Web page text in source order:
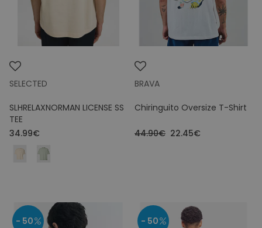
SELECTED
SLHRELAXNORMAN LICENSE SS
TEE
34.99€
BRAVA
Chiringuito Oversize T-Shirt
44.90€ 22.45€
- 50 - 50